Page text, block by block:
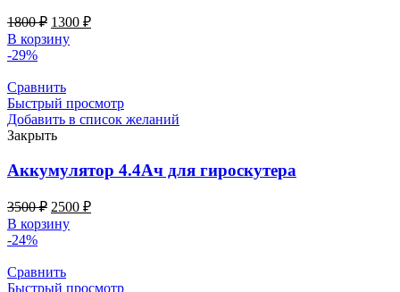
1800₽ 1300 ₽
В корзину
-29%
Сравнить
Быстрый просмотр
Добавить в список желаний
Закрыть
Аккумулятор 4.4Ач для гироскутера
3500₽ 2500 ₽
В корзину
-24%
Сравнить
Быстрый просмотр